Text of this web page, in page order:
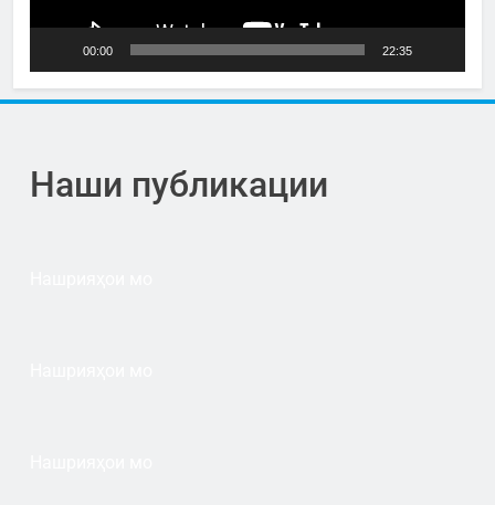
00:00 22:35
Наши публикации